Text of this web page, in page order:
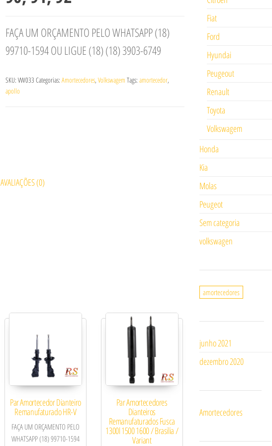
FAÇA UM ORÇAMENTO PELO WHATSAPP (18)
99710-1594 OU LIGUE (18) (18) 3903-6749
SKU: VW033 Categorias: Amortecedores, Volkswagem Tags: amortecedor,
apollo
AVALIAÇÕES (0)
Par Amortecedor Dianteiro
Remanufaturado HR-V
FAÇA UM ORÇAMENTO PELO
WHATSAPP (18) 99710-1594
Par Amortecedores
Dianteiros
Remanufaturados Fusca
1300l 1500 1600 / Brasilia /
Variant
Fiat
Ford
Hyundai
Peugeout
Renault
Toyota
Volkswagem
Honda
Kia
Molas
Peugeot
Sem categoria
volkswagen
amortecedores
junho 2021
dezembro 2020
Amortecedores